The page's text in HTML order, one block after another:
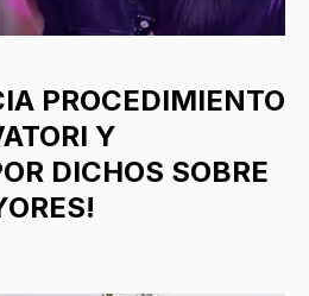
PROCEDIMIENTO
Y
DICHOS SOBRE